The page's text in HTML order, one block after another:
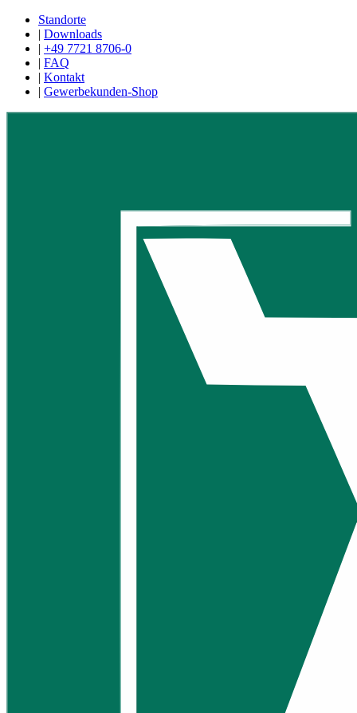
Standorte
| Downloads
| +49 7721 8706-0
| FAQ
| Kontakt
| Gewerbekunden-Shop